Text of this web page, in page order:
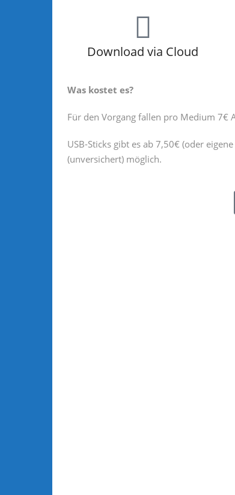
Download via Cloud
Was kostet es?
Für den Vorgang fallen pro Medium 7€
USB-Sticks gibt es ab 7,50€ (oder
(unversichert) möglich.